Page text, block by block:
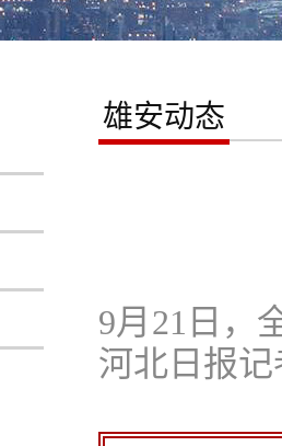
雄安动态
9月21日，
河北日报记